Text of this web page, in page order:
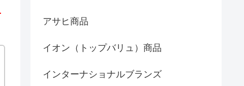
アサヒ商品
イオン（トップバリュ）商品
インターナショナルブランズ